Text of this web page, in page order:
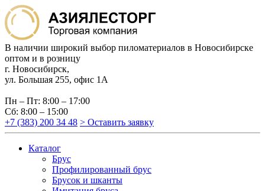
В наличии широкий выбор пиломатериалов в Новосибирске
оптом и в розницу
г. Новосибирск,
ул. Большая 255, офис 1А
Пн – Пт: 8:00 – 17:00
Сб: 8:00 – 15:00
+7 (383) 200 34 48 > Оставить заявку
Каталог
Брус
Профилированный брус
Брусок и шканты